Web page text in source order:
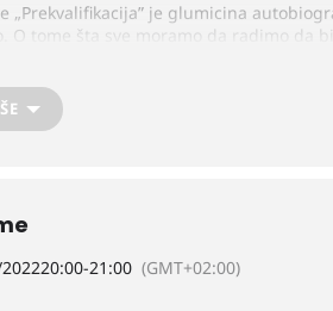
„Prekvalifikacija” je glumicina
O tome šta sve moramo da radimo da
može da posveti kreativnosti, da li
onome što ne možemo da
20:00-21:00 (GMT+02:00)